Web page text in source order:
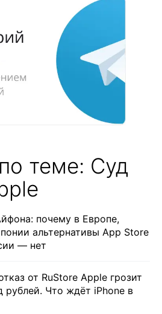
теме: Суд
почему в Европе,
альтернативы App Store
— нет
от RuStore Apple грозит
рублей. Что ждёт iPhone в